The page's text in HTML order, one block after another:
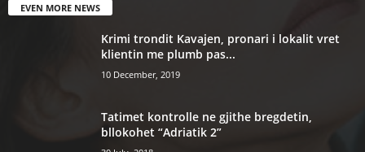
EVEN MORE NEWS
Krimi trondit Kavajen, pronari i lokalit vret
klientin me plumb pas...
10 December, 2019
Tatimet kontrolle ne gjithe bregdetin,
bllokohet “Adriatik 2”